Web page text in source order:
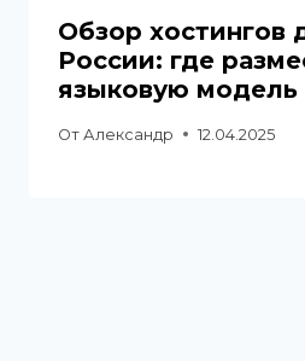
Обзор хостингов
России: где
языковую модель
От Александр 12.04.2025